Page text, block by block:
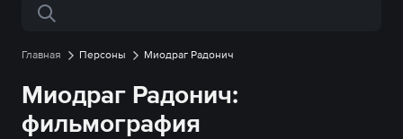
Поиск по сайту
Главная Персоны Миодраг Радонич
Миодраг Радонич:
фильмография